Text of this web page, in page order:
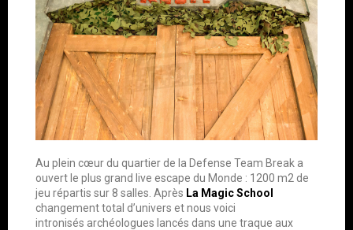
Au plein cœur du quartier de la Defense Team Break a
ouvert le plus grand live escape du Monde : 1200 m2 de
jeu répartis sur 8 salles. Après La Magic School
changement total d’univers et nous voici
intronisés archéologues lancés dans une traque aux